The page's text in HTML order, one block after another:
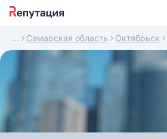
Самарская область Октябрьск